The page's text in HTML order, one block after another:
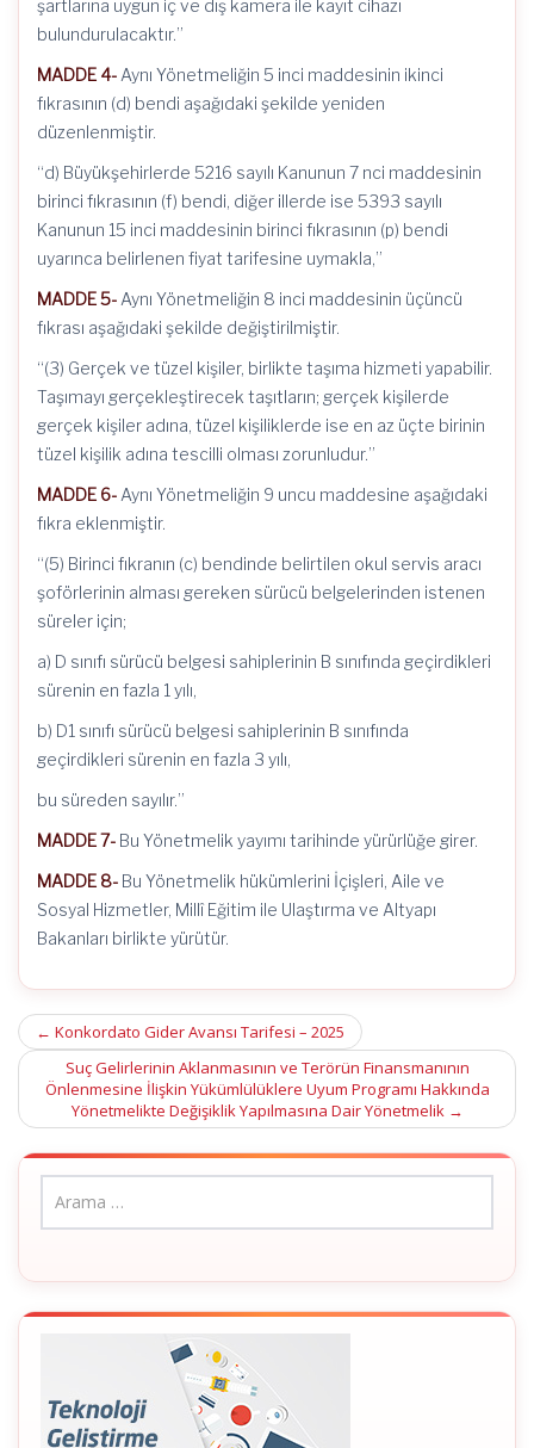
şartlarına uygun iç ve dış kamera ile kayıt cihazı
bulundurulacaktır.”
MADDE 4- Aynı Yönetmeliğin 5 inci maddesinin ikinci
fıkrasının (d) bendi aşağıdaki şekilde yeniden
düzenlenmiştir.
“d) Büyükşehirlerde 5216 sayılı Kanunun 7 nci maddesinin
birinci fıkrasının (f) bendi, diğer illerde ise 5393 sayılı
Kanunun 15 inci maddesinin birinci fıkrasının (p) bendi
uyarınca belirlenen fiyat tarifesine uymakla,”
MADDE 5- Aynı Yönetmeliğin 8 inci maddesinin üçüncü
fıkrası aşağıdaki şekilde değiştirilmiştir.
“(3) Gerçek ve tüzel kişiler, birlikte taşıma hizmeti yapabilir.
Taşımayı gerçekleştirecek taşıtların; gerçek kişilerde
gerçek kişiler adına, tüzel kişiliklerde ise en az üçte birinin
tüzel kişilik adına tescilli olması zorunludur.”
MADDE 6- Aynı Yönetmeliğin 9 uncu maddesine aşağıdaki
fıkra eklenmiştir.
“(5) Birinci fıkranın (c) bendinde belirtilen okul servis aracı
şoförlerinin alması gereken sürücü belgelerinden istenen
süreler için;
a) D sınıfı sürücü belgesi sahiplerinin B sınıfında geçirdikleri
sürenin en fazla 1 yılı,
b) D1 sınıfı sürücü belgesi sahiplerinin B sınıfında
geçirdikleri sürenin en fazla 3 yılı,
bu süreden sayılır.”
MADDE 7- Bu Yönetmelik yayımı tarihinde yürürlüğe girer.
MADDE 8- Bu Yönetmelik hükümlerini İçişleri, Aile ve
Sosyal Hizmetler, Millî Eğitim ile Ulaştırma ve Altyapı
Bakanları birlikte yürütür.
Post
navigation
← Konkordato Gider Avansı Tarifesi – 2025
Suç Gelirlerinin Aklanmasının ve Terörün Finansmanının
Önlenmesine İlişkin Yükümlülüklere Uyum Programı Hakkında
Yönetmelikte Değişiklik Yapılmasına Dair Yönetmelik →